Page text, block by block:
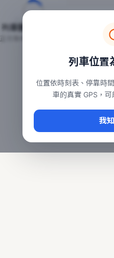
台鐵列車即時位置地
本頁顯示目前全台鐵運行中的
常用查詢：
台鐵即時動態
列車位置
位置依時刻表、停靠時
車的真實 GPS，可
我
列車動態載入中…